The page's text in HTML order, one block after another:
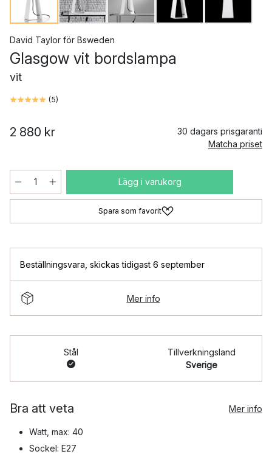
David Taylor för Bsweden
Glasgow vit bordslampa
vit
(5)
2 880 kr
30 dagars prisgaranti
Matcha priset
Lägg i varukorg
Spara som favorit
Beställningsvara skickas tidigast 6 september
Mer info
Stål
Tillverkningsland
Sverige
Bra att veta Mer info
Watt, max: 40
Sockel: E27